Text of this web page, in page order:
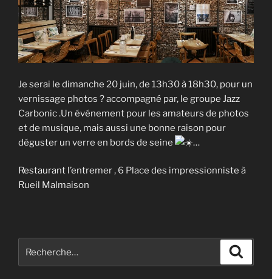
Je serai le dimanche 20 juin, de 13h30 à 18h30, pour un
vernissage photos ? accompagné par, le groupe Jazz
Carbonic .Un événement pour les amateurs de photos
et de musique, mais aussi une bonne raison pour
déguster un verre en bords de seine
…
Restaurant l’entremer , 6 Place des impressionniste à
Rueil Malmaison
pour